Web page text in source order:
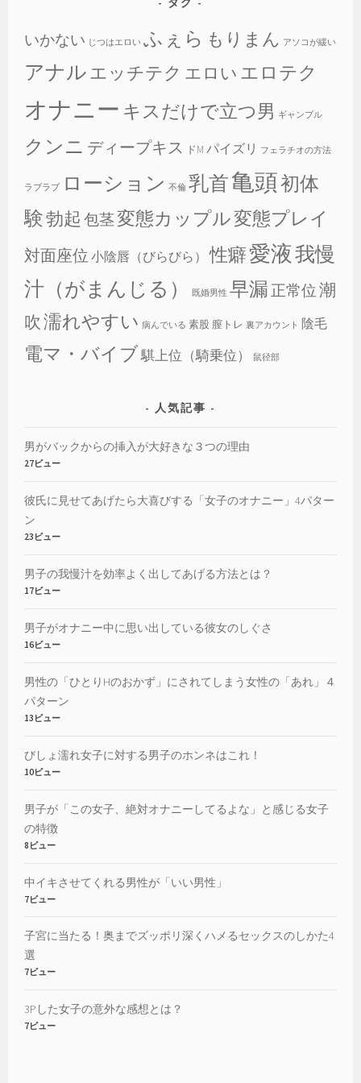
いかない じつはエロい ふぇら もりまん アソコが緩い
アナルエッチテク エロい エロテク
オナニー キスだけで立つ男 ギャンブル
クンニ ディープキス ドM パイズリ フェラチオの方法
ラブラブ ローション 不倫 乳首亀頭初体
験勃起 包茎変態カップル変態プレイ
対面座位 小陰唇（びらびら） 性癖愛液我慢
汁（がまんじる）
既婚男性 早漏 正常位潮
吹 濡れやすい 病んでいる 素股 膣トレ 裏アカウント 陰毛
電マ・バイブ騏上位（騎乗位） 鼠径部
人気記事
男がバックからの挿入が大好きな３つの理由
27ビュー
彼氏に見せてあげたら大喜びする「女子のオナニー」4パター
ン
23ビュー
男子の我慢汁を効率よく出してあげる方法とは？
17ビュー
男子がオナニー中に思い出している彼女のしぐさ
16ビュー
男性の「ひとりHのおかず」にされてしまう女性の「あれ」４
パターン
13ビュー
びしょ濡れ女子に対する男子のホンネはこれ！
10ビュー
男子が「この女子、絶対オナニーしてるよな」と感じる女子
の特徴
8ビュー
中イキさせてくれる男性が「いい男性」
7ビュー
子宮に当たる！奥までズッポリ深くハメるセックスのしかた4
選
7ビュー
3Pした女子の意外な感想とは？
7ビュー